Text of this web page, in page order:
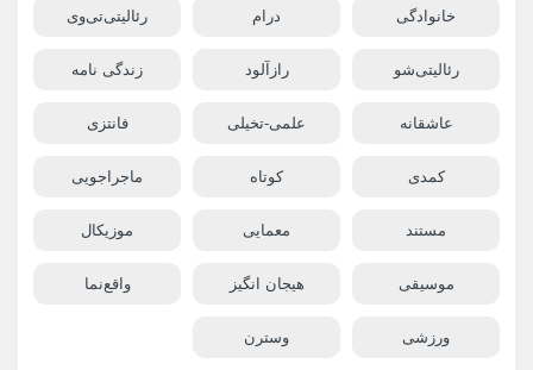
خانوادگی درام رئالیتی‌تی‌وی
رئالیتی‌شو رازآلود زندگی نامه
عاشقانه علمی-تخیلی فانتزی
کمدی کوتاه ماجراجویی
مستند معمایی موزیکال
موسیقی هیجان انگیز واقع‌نما
ورزشی وسترن